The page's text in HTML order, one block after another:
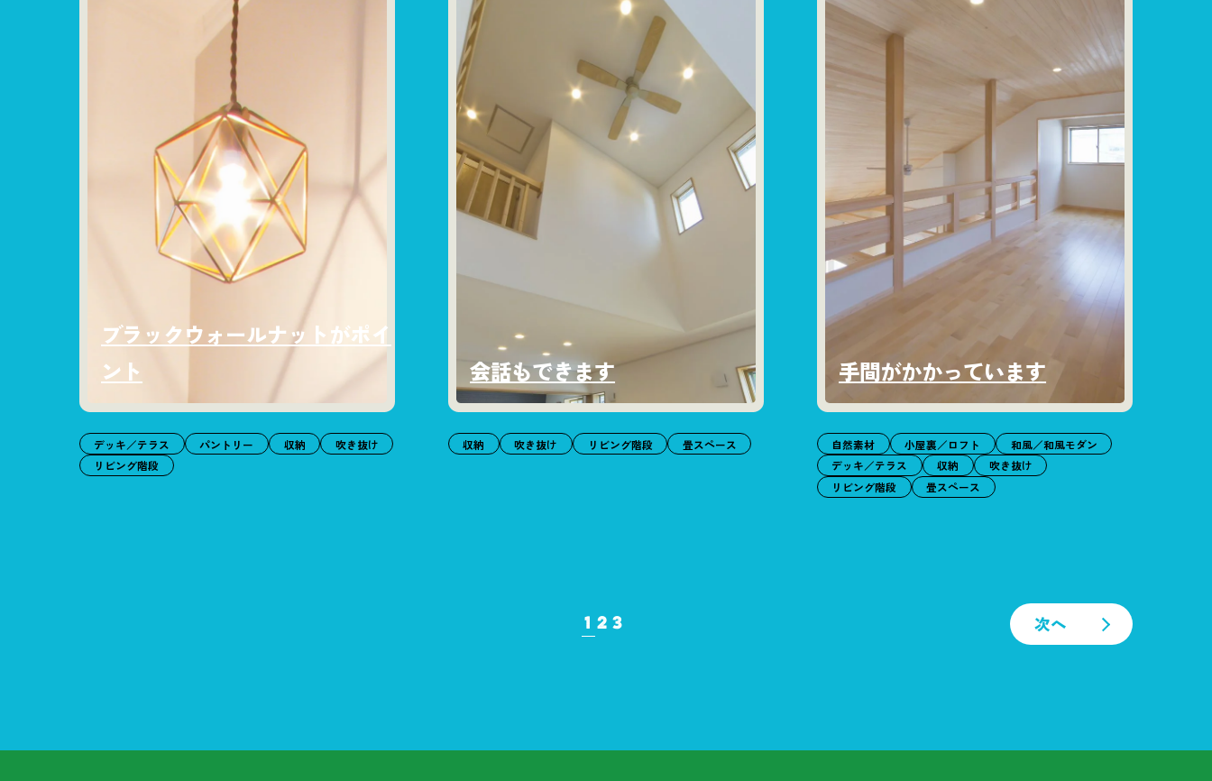
ブラックウォールナットがポイ
ント
デッキ／テラス パントリー 収納
吹き抜け
リビング階段
会話もできます
収納 吹き抜け リビング階段 畳スペース
手間がかかっています
自然素材 小屋裏／ロフト
和風／和風モダン
デッキ／テラス
収納
吹き抜け
リビング階段
畳スペース
1 23 次へ